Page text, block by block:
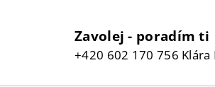
Zavolej - poradím ti
+420 602 170 756 Klára